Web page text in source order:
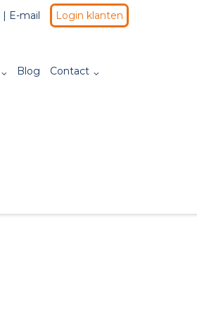
| E-mail Login klanten
Blog Contact